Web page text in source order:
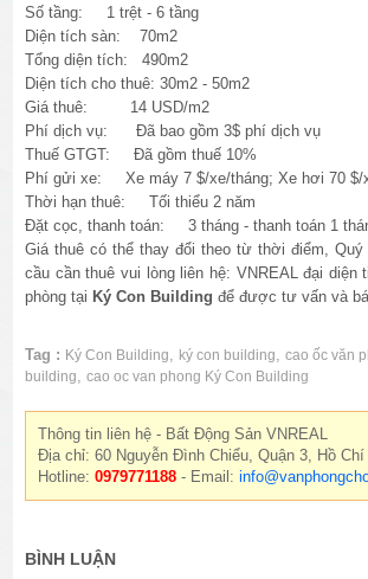
Số tầng: 1 trệt - 6 tầng
Diện tích sàn: 70m2
Tổng diện tích: 490m2
Diện tích cho thuê: 30m2 - 50m2
Giá thuê: 14 USD/m2
Phí dịch vụ: Đã bao gồm 3$ phí dịch vụ
Thuế GTGT: Đã gồm thuế 10%
Phí gửi xe: Xe máy 7 $/xe/tháng; Xe hơi 70 $/
Thời hạn thuê: Tối thiểu 2 năm
Đặt cọc, thanh toán: 3 tháng - thanh toán 1
Giá thuê có thể thay đổi theo từ thời điểm, Quý
cầu cần thuê vui lòng liên hệ: VNREAL đại diện
phòng tại Ký Con Building để được tư vấn và
Tag : Ký Con Building, ký con building,cao ốc văn
building,cao oc van phong Ký Con Building
Thông tin liên hệ - Bất Động Sản VNREAL
Địa chỉ: 60 Nguyễn Đình Chiểu, Quận 3, Hồ
Hotline:0979771188 - Email:
BÌNH LUẬN